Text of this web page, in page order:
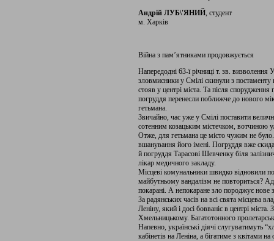
Андрій ЛУБ\'ЯНИЙ, студент
м. Харків
Війна з пам’ятниками продовжується
Напередодні 63-ї річниці т. зв. визволення
зловмисники у Смілі скинули з
стояв у центрі міста. Та після спорудження
погруддя перенесли поближче до нового
гетьмана.
Звичайно, час уже у Смілі поставити
сотенним козацьким містечком, вотчиною
Отже, для гетьмана це місто чужим не
вшанування його імені. Погруддя вже
й погруддя Тарасові Шевченку біля
лікар медичного закладу.
Місцеві комунальники швидко відновили
майбутньому вандалізм не повториться?
покарані. А непокаране зло породжує нове
За радянських часів на всі свята місцева
Леніну, який і досі бовваніє в центрі
Хмельницькому. Багатотонного
Напевно, українські діячі слугуватимуть
кабінетів на Леніна, а бігатиме з квітами